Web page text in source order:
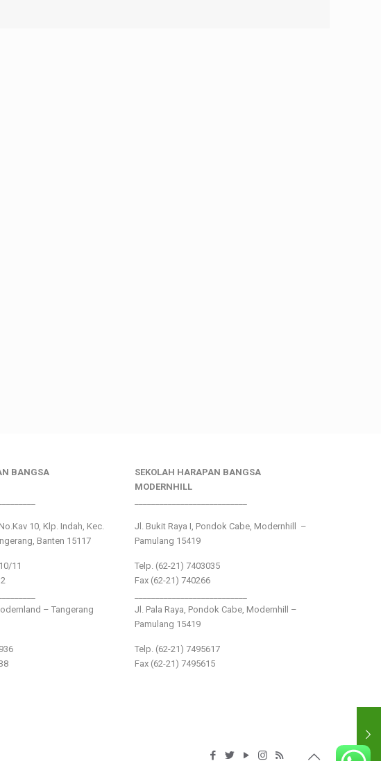
BANGSA
10, Klp. Indah, Kec.
Banten 15117
11
– Tangerang
SEKOLAH HARAPAN BANGSA
MODERNHILL
Jl. Bukit Raya I, Pondok Cabe, Modernhill –
Pamulang 15419
Telp. (62-21) 7403035
Fax (62-21) 740266
Jl. Pala Raya, Pondok Cabe, Modernhill –
Pamulang 15419
Telp. (62-21) 7495617
Fax (62-21) 7495615